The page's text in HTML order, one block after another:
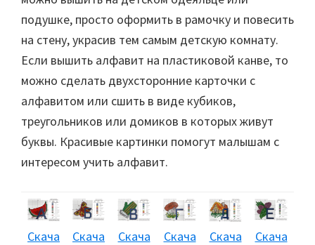
подушке, просто оформить в рамочку и повесить
на стену, украсив тем самым детскую комнату.
Если вышить алфавит на пластиковой канве, то
можно сделать двухсторонние карточки с
алфавитом или сшить в виде кубиков,
треугольников или домиков в которых живут
буквы. Красивые картинки помогут малышам с
интересом учить алфавит.
Скача
Скача
Скача
Скача
Скача
Скача